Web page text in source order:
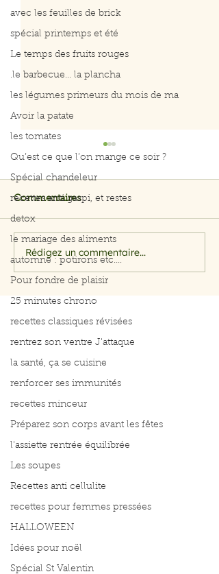
avec les feuilles de brick
spécial printemps et été
Le temps des fruits rouges
.le barbecue... la plancha
les légumes primeurs du mois de ma
Avoir la patate
les tomates
Qu’est ce que l’on mange ce soir ?
Spécial chandeleur
recettes anti gaspi, et restes
detox
le mariage des aliments
automne : potirons etc....
Pour fondre de plaisir
25 minutes chrono
recettes classiques révisées
rentrez son ventre J'attaque
la santé, ça se cuisine
renforcer ses immunités
recettes minceur
Préparez son corps avant les fêtes
l'assiette rentrée équilibrée
Les soupes
Recettes anti cellulite
recettes pour femmes pressées
HALLOWEEN
Idées pour noël
Spécial St Valentin
Filet de saumon aux
herbes et citron
Commentaires
Rédigez un commentaire...